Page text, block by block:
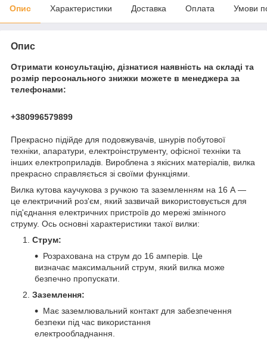
Опис Характеристики Доставка Оплата Умови
Опис
Отримати консультацію, дізнатися наявність на складі та
розмір персонального знижки можете в менеджера за
телефонами:
+380996579899
Прекрасно підійде для подовжувачів, шнурів побутової
техніки, апаратури, електроінструменту, офісної техніки та
інших електроприладів. Вироблена з якісних матеріалів, вилка
прекрасно справляється зі своїми функціями.
Вилка кутова каучукова з ручкою та заземленням на 16 А —
це електричний роз'єм, який зазвичай використовується для
під'єднання електричних пристроїв до мережі змінного
струму. Ось основні характеристики такої вилки:
Струм:
Розрахована на струм до 16 амперів. Це
визначає максимальний струм, який вилка може
безпечно пропускати.
Заземлення:
Має заземлювальний контакт для забезпечення
безпеки під час використання
електрообладнання.